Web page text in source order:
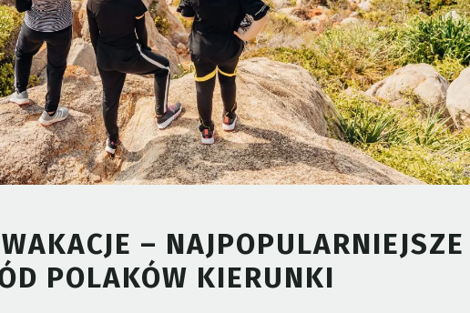
– NAJPOPULARNIEJSZE
POLAKÓW KIERUNKI